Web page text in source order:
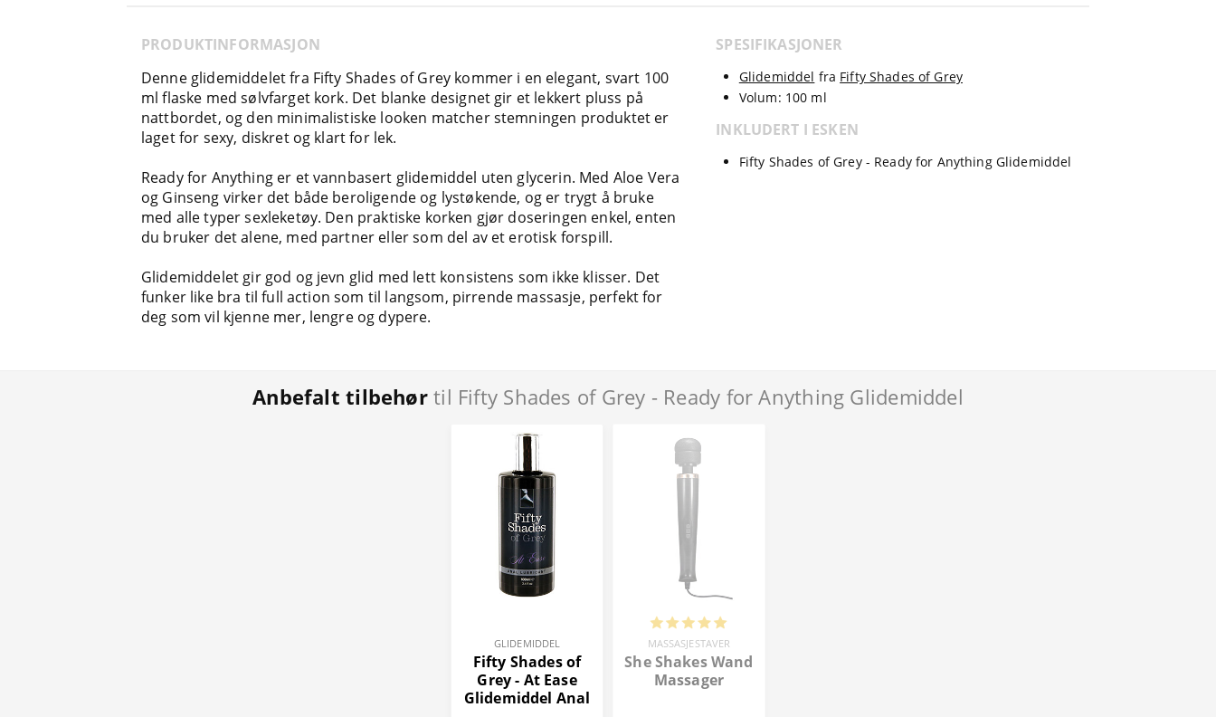
PRODUKTINFORMASJON
Denne glidemiddelet fra Fifty Shades of Grey kommer i en elegant, svart 100
ml flaske med sølvfarget kork. Det blanke designet gir et lekkert pluss på
nattbordet, og den minimalistiske looken matcher stemningen produktet er
laget for sexy, diskret og klart for lek.
Ready for Anything er et vannbasert glidemiddel uten glycerin. Med Aloe Vera
og Ginseng virker det både beroligende og lystøkende, og er trygt å bruke
med alle typer sexleketøy. Den praktiske korken gjør doseringen enkel, enten
du bruker det alene, med partner eller som del av et erotisk forspill.
Glidemiddelet gir god og jevn glid med lett konsistens som ikke klisser. Det
funker like bra til full action som til langsom, pirrende massasje, perfekt for
deg som vil kjenne mer, lengre og dypere.
SPESIFIKASJONER
Glidemiddel fra Fifty Shades of Grey
Volum: 100 ml
INKLUDERT I ESKEN
Fifty Shades of Grey - Ready for Anything Glidemiddel
Anbefalt tilbehørtil Fifty Shades of Grey - Ready for Anything Glidemiddel
GLIDEMIDDEL
Fifty Shades of
Grey - At Ease
Glidemiddel Anal
MASSASJESTAVER
She Shakes Wand
Massager